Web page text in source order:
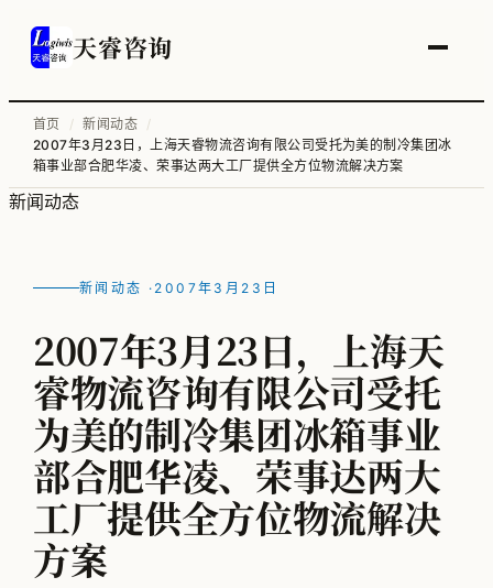
天睿咨询
服务总览
供应链变革与管理优化
工厂升级改造
信息化顶层规划
物流培训
全部案例
按行业看 · 家电
按行业看 · 家居家纺
首页 / 新闻动态 /
2007年3月23日，上海天睿物流咨询有限公司受托为美的制冷集团冰
箱事业部合肥华凌、荣事达两大工厂提供全方位物流解决方案
新闻动态
新闻动态 · 2007年3月23日
2007年3月23日，上海天
睿物流咨询有限公司受托
为美的制冷集团冰箱事业
部合肥华凌、荣事达两大
工厂提供全方位物流解决
方案